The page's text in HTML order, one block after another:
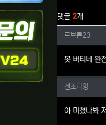
댓글 2개
르브론
르브론23
못 버티네 완
켄조다
켄조다잉
아 미쳤나봐